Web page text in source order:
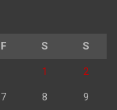
F S S
1 2
7 8 9